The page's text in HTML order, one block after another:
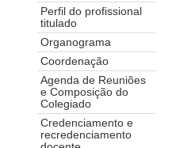
Perfil do profissional
titulado
Organograma
Coordenação
Agenda de Reuniões
e Composição do
Colegiado
Credenciamento e
recredenciamento